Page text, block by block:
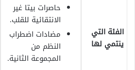
الفئة التي
ينتمي لها
حاصرات بيتا غير
الانتقائية للقلب.
مضادات اضطراب
النظم من
المجموعة الثانية.